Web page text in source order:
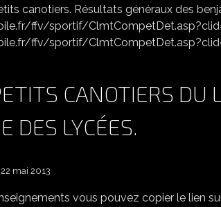
canotiers. Résultats généraux des
ffv/sportif/
ffv/sportif/
CANOTIERS DU
DES LYCÉES.
22 mai 2013
vous pouvez copier le lien